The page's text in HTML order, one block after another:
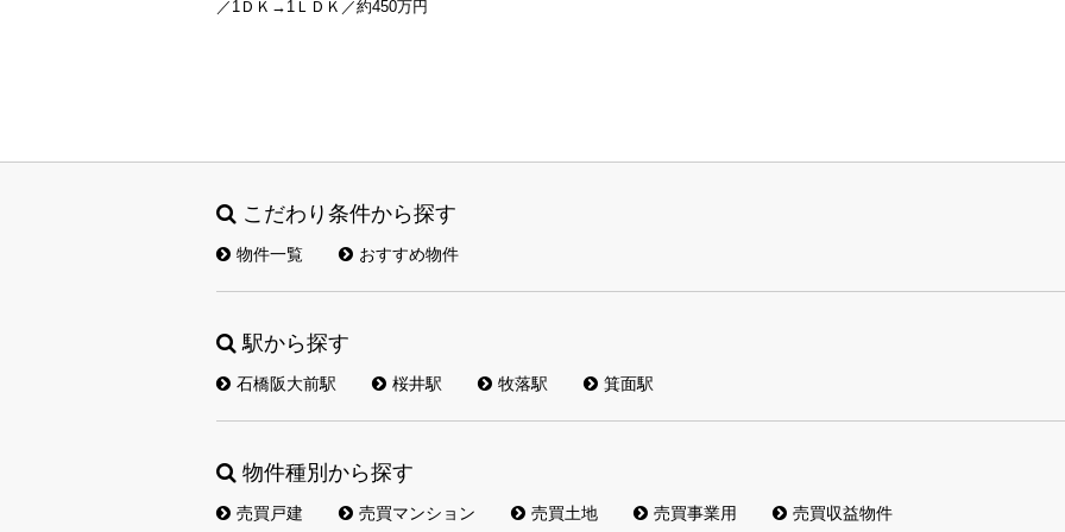
／1ＤＫ→1ＬＤＫ／約450万円
こだわり条件から探す
物件一覧 おすすめ物件
駅から探す
石橋阪大前駅 桜井駅 牧落駅 箕面駅
物件種別から探す
売買戸建 売買マンション 売買土地 売買事業用 売買収益物件